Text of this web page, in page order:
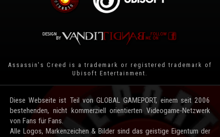
Assassin's Creed is a trademark or registered trademark of
Ubisoft Entertainment .
Diese Webseite ist Teil von GLOBAL GAMEPORT, einem seit 2006
bestehenden, nicht kommerziell orientierten Videogame-Netzwerk
von Fans für Fans.
Alle Logos, Markenzeichen & Bilder sind das geistige Eigentum der